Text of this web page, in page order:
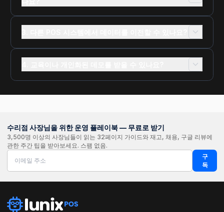
수리점 사장님을 위한 운영 플레이북 — 무료로 받기
3,500명 이상의 사장님들이 읽는 32페이지 가이드와 재고, 채용, 구글 리뷰에
관한 주간 팁을 받아보세요. 스팸 없음.
구
독